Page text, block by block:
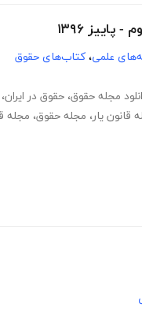
۱۳۹۶
علمی، کتاب‌های حقوق
مجله حقوق، حقوق در ایران،
قانون یار، مجله حقوق، مجله